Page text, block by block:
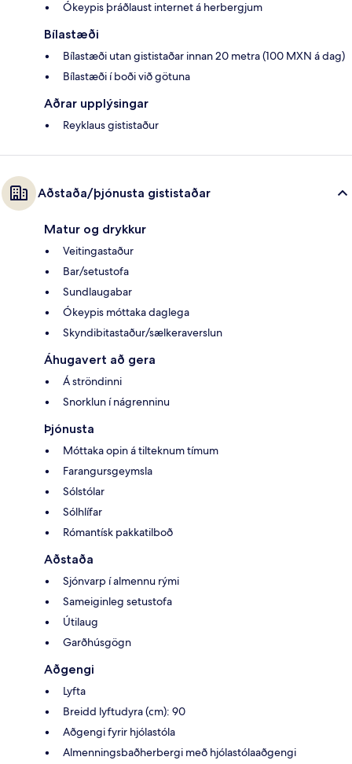
Ókeypis þráðlaust internet á herbergjum
Bílastæði
Bílastæði utan gististaðar innan 20 metra (100 MXN á dag)
Bílastæði í boði við götuna
Aðrar upplýsingar
Reyklaus gististaður
Aðstaða/þjónusta gististaðar
Matur og drykkur
Veitingastaður
Bar/setustofa
Sundlaugabar
Ókeypis móttaka daglega
Skyndibitastaður/sælkeraverslun
Áhugavert að gera
Á ströndinni
Snorklun í nágrenninu
Þjónusta
Móttaka opin á tilteknum tímum
Farangursgeymsla
Sólstólar
Sólhlífar
Rómantísk pakkatilboð
Aðstaða
Sjónvarp í almennu rými
Sameiginleg setustofa
Útilaug
Garðhúsgögn
Aðgengi
Lyfta
Breidd lyftudyra (cm): 90
Aðgengi fyrir hjólastóla
Almenningsbaðherbergi með hjólastólaaðgengi